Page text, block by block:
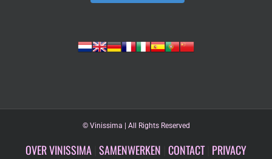
© Vinissima | All Rights Reserved
OVER VINISSIMA SAMENWERKEN CONTACT| PRIVACY